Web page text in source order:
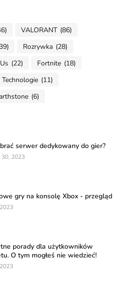
VALORANT (86)
Rozrywka (28)
(22) Fortnite (18)
Technologie (11)
(6)
serwer dedykowany do gier?
30, 2023
gry na konsolę Xbox - przegląd
porady dla użytkowników
O tym mogłeś nie wiedzieć!